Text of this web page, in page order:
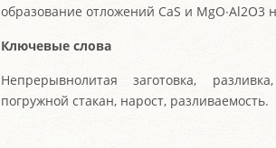
образование отложений CaS и MgO∙Al2O3
Ключевые слова
Непрерывнолитая заготовка,
погружной стакан, нарост, разливаемость.